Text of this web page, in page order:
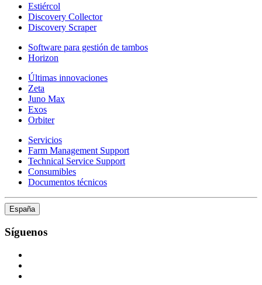
Estiércol
Discovery Collector
Discovery Scraper
Software para gestión de tambos
Horizon
Últimas innovaciones
Zeta
Juno Max
Exos
Orbiter
Servicios
Farm Management Support
Technical Service Support
Consumibles
Documentos técnicos
España
Síguenos